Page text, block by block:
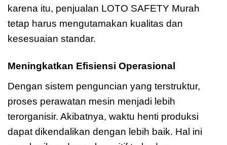
karena itu, penjualan LOTO SAFETY Murah
tetap harus mengutamakan kualitas dan
kesesuaian standar.
Meningkatkan Efisiensi Operasional
Dengan sistem penguncian yang terstruktur,
proses perawatan mesin menjadi lebih
terorganisir. Akibatnya, waktu henti produksi
dapat dikendalikan dengan lebih baik. Hal ini